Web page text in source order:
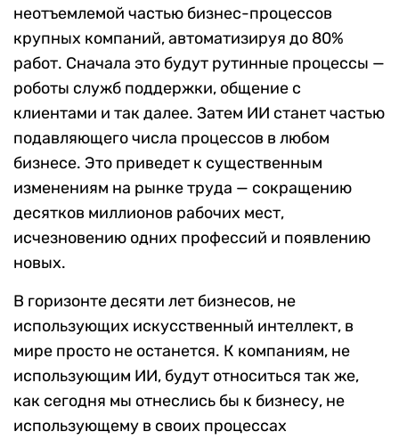
неотъемлемой частью бизнес-процессов
крупных компаний, автоматизируя до 80%
работ. Сначала это будут рутинные процессы —
роботы служб поддержки, общение с
клиентами и так далее. Затем ИИ станет частью
подавляющего числа процессов в любом
бизнесе. Это приведет к существенным
изменениям на рынке труда — сокращению
десятков миллионов рабочих мест,
исчезновению одних профессий и появлению
новых.
В горизонте десяти лет бизнесов, не
использующих искусственный интеллект, в
мире просто не останется. К компаниям, не
использующим ИИ, будут относиться так же,
как сегодня мы отнеслись бы к бизнесу, не
использующему в своих процессах